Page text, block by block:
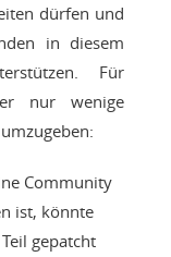
dürfen und
in diesem
Für
nur wenige
Community
ist, könnte
gepatcht